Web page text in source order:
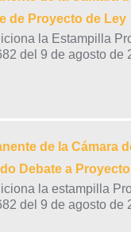
de Proyecto de Ley
la Estampilla
del 9 de agosto de
de la Cámara
Debate a
la estampilla
del 9 de agosto de